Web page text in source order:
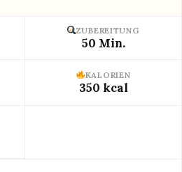
ZUBEREITUNG
50 Min.
KALORIEN
350 kcal